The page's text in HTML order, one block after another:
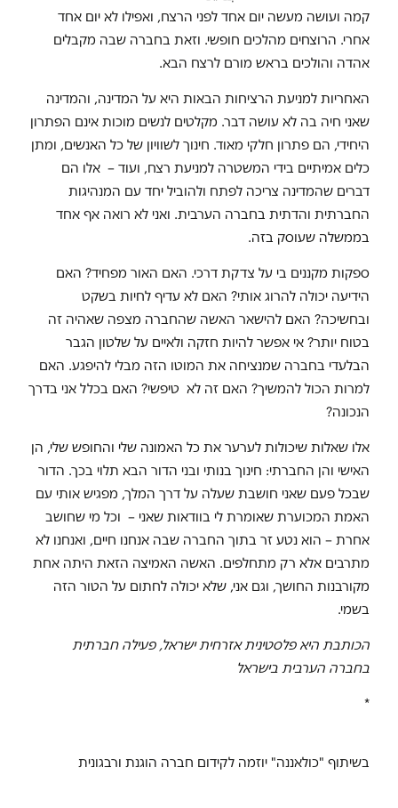
קמה ועושה מעשה יום אחד לפני הרצח, ואפילו לא יום אחד
אחרי. הרוצחים מהלכים חופשי. וזאת בחברה שבה מקבלים
אהדה והולכים בראש מורם לרצח הבא.
האחריות למניעת הרציחות הבאות היא על המדינה, והמדינה
שאני חיה בה לא עושה דבר. מקלטים לנשים מוכות אינם הפתרון
היחידי, הם פתרון חלקי מאוד. חינוך לשוויון של כל האנשים, ומתן
כלים אמיתיים בידי המשטרה למניעת רצח, ועוד – אלו הם
דברים שהמדינה צריכה לפתח ולהוביל יחד עם המנהיגות
החברתית והדתית בחברה הערבית. ואני לא רואה אף אחד
בממשלה שעוסק בזה.
ספקות מקננים בי על צדקת דרכי. האם האור מפחיד? האם
הידיעה יכולה להרוג אותי? האם לא עדיף לחיות בשקט
ובחשיכה? האם להישאר האשה שהחברה מצפה שאהיה זה
בטוח יותר? אי אפשר להיות חזקה ולאיים על שלטון הגבר
הבלעדי בחברה שמנציחה את המוטו הזה מבלי להיפגע. האם
למרות הכול להמשיך? האם זה לא טיפשי? האם בכלל אני בדרך
הנכונה?
אלו שאלות שיכולות לערער את כל האמונה שלי והחופש שלי, הן
האישי והן החברתי: חינוך בנותי ובני הדור הבא תלוי בכך. הדור
שבכל פעם שאני חושבת שעלה על דרך המלך, מפגיש אותי עם
האמת המכוערת שאומרת לי בוודאות שאני – וכל מי שחושב
אחרת – הוא נטע זר בתוך החברה שבה אנחנו חיים, ואנחנו לא
מתרבים אלא רק מתחלפים. האשה האמיצה הזאת היתה אחת
מקורבנות החושך, וגם אני, שלא יכולה לחתום על הטור הזה
בשמי.
הכותבת היא פלסטינית אזרחית ישראל, פעילה חברתית
בחברה הערבית בישראל
*
בשיתוף "כולאננה" יוזמה לקידום חברה הוגנת ורבגונית